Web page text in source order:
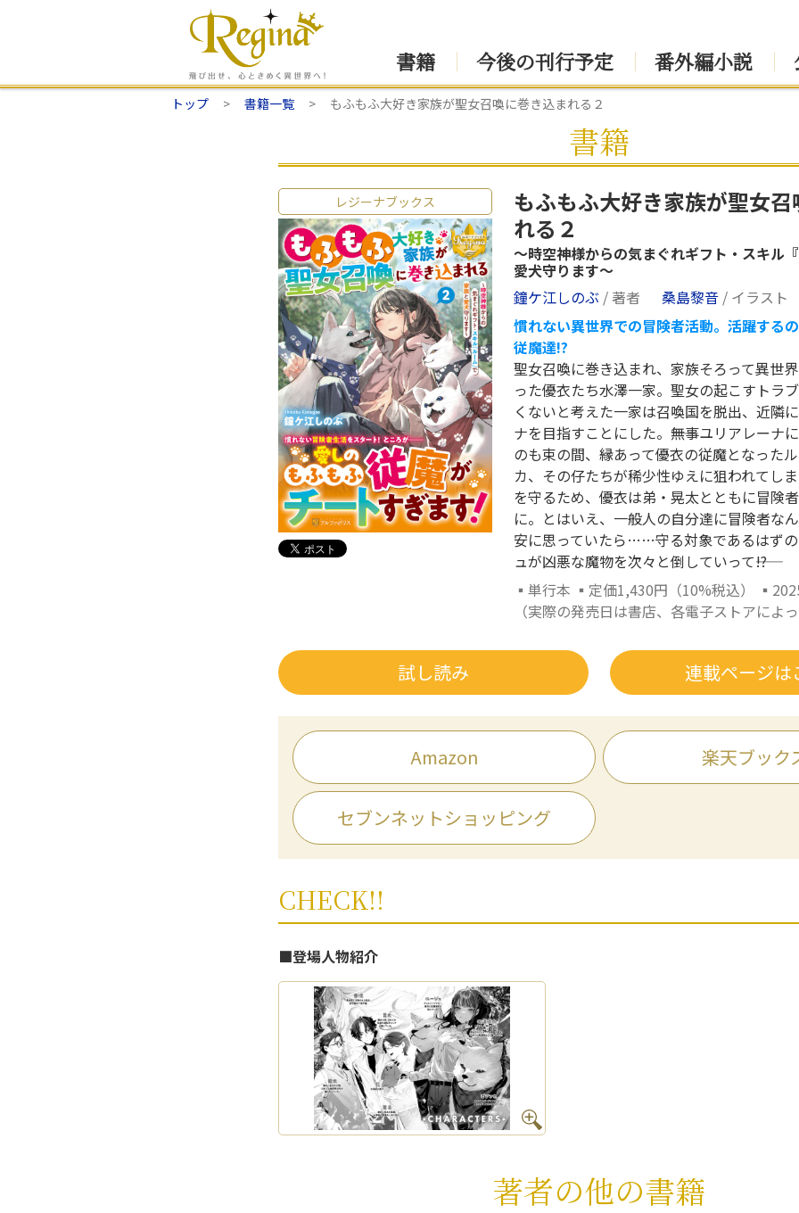
書籍 今後の刊行予定 番外編小説
トップ 書籍一覧 もふもふ大好き家族が聖女召喚に巻き込まれる２
書籍
レジーナブックス
もふもふ大好き家族が聖女
れる２
～時空神様からの気まぐれギフト・スキル
愛犬守ります～
鐘ケ江しのぶ / 著者 桑島黎音 / イラスト
慣れない異世界での冒険者活動。活躍する
従魔達!?
聖女召喚に巻き込まれ、家族そろって異世
った優衣たち水澤一家。聖女の起こすトラ
くないと考えた一家は召喚国を脱出、近隣
ナを目指すことにした。――無事ユリアレーナ
のも束の間、縁あって優衣の従魔となった
カ、その仔たちが稀少性ゆえに狙われてし
を守るため、優衣は弟・晃太とともに冒険
に。とはいえ、一般人の自分達に冒険者な
安に思っていたら……守る対象であるはず
ュが凶悪な魔物を次々と倒していって――!?
▪単行本 ▪定価1,430円（10%税込）
（実際の発売日は書店、各電子ストアによ
試し読み 連載ページは
Amazon 楽天ブック
セブンネットショッピング
CHECK!!
■登場人物紹介
著者の他の書籍